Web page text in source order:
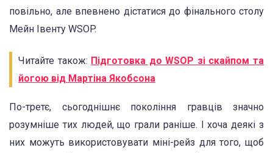
повільно, але впевнено дістатися до фінального столу
Мейн Івенту WSOP.
Читайте також: Підготовка до WSOP зі скайпом та
йогою від Мартіна Якобсона
По-третє, сьогоднішнє покоління гравців значно
розумніше тих людей, що грали раніше. І хоча деякі з
них можуть використовувати міні-рейз для того, щоб